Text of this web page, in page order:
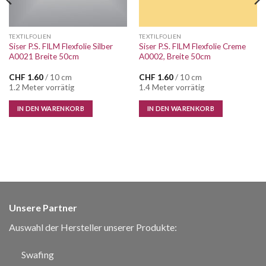
TEXTILFOLIEN
Siser P.S. FILM Flexfolie Silber
A0021 Breite 50cm
CHF 1.60/ 10 cm
1.2 Meter vorrätig
IN DEN WARENKORB
TEXTILFOLIEN
Siser P.S. FILM Flexfolie Creme
A0002, Breite 50cm
CHF 1.60/ 10 cm
1.4 Meter vorrätig
IN DEN WARENKORB
Unsere Partner
Auswahl der Hersteller unserer Produkte:
Swafing